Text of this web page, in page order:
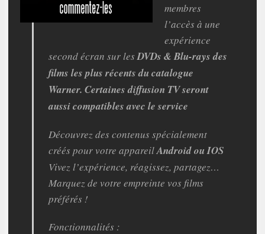
membres
l’accès à une
expérience
second écran sur lesDVDs & Blu-rays des
films les plus récents du catalogue
Warner. Certaines diffusion TV seront
aussi compatibles avec le service
Découvrez des contenus spécialement
créés pour votre appareilAndroid ou IOS
Vivez l’expérience, réagissez, partagez…
Marquez de votre empreinte vos films
préférés !
Fonctionnalités :